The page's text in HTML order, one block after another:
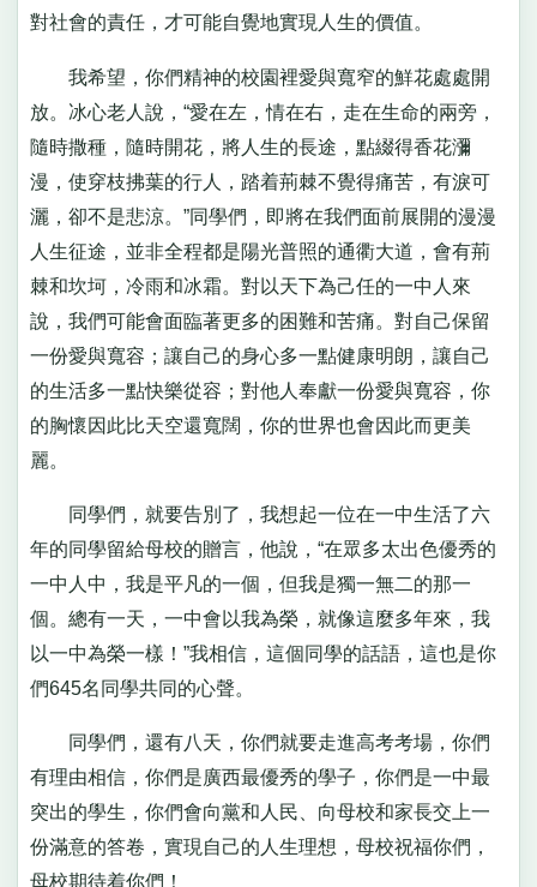
對社會的責任，才可能自覺地實現人生的價值。
我希望，你們精神的校園裡愛與寬窄的鮮花處處開
放。冰心老人說，“愛在左，情在右，走在生命的兩旁，
隨時撒種，隨時開花，將人生的長途，點綴得香花瀰
漫，使穿枝拂葉的行人，踏着荊棘不覺得痛苦，有淚可
灑，卻不是悲涼。”同學們，即將在我們面前展開的漫漫
人生征途，並非全程都是陽光普照的通衢大道，會有荊
棘和坎坷，冷雨和冰霜。對以天下為己任的一中人來
說，我們可能會面臨著更多的困難和苦痛。對自己保留
一份愛與寬容；讓自己的身心多一點健康明朗，讓自己
的生活多一點快樂從容；對他人奉獻一份愛與寬容，你
的胸懷因此比天空還寬闊，你的世界也會因此而更美
麗。
同學們，就要告別了，我想起一位在一中生活了六
年的同學留給母校的贈言，他說，“在眾多太出色優秀的
一中人中，我是平凡的一個，但我是獨一無二的那一
個。總有一天，一中會以我為榮，就像這麼多年來，我
以一中為榮一樣！”我相信，這個同學的話語，這也是你
們645名同學共同的心聲。
同學們，還有八天，你們就要走進高考考場，你們
有理由相信，你們是廣西最優秀的學子，你們是一中最
突出的學生，你們會向黨和人民、向母校和家長交上一
份滿意的答卷，實現自己的人生理想，母校祝福你們，
母校期待着你們！